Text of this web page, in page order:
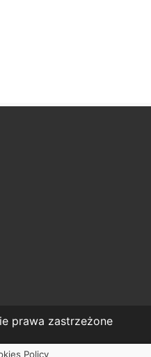
prawa zastrzeżone
Policy